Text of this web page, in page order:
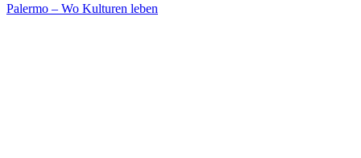
Palermo – Wo Kulturen leben